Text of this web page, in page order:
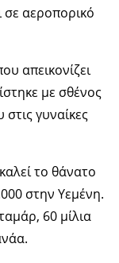
σε αεροπορικό
απεικονίζει
με σθένος
γυναίκες
το θάνατο
στην Υεμένη.
60 μίλια